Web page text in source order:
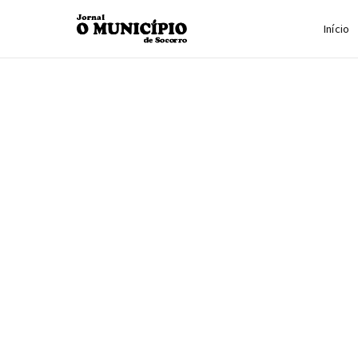
Início